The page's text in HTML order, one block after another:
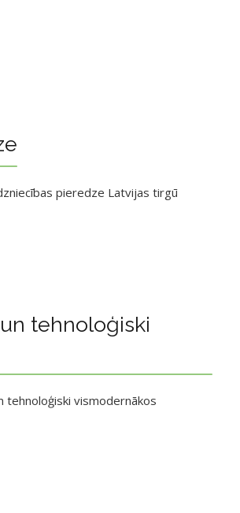
pieredze Latvijas tirgū
tehnoloģiski
tehnoloģiski vismodernākos